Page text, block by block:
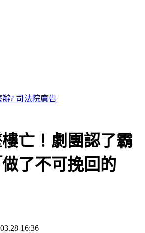
號塗漆 沈伯洋、蔣萬安簽名全不留
亡！劇團認了霸
了不可挽回的
16:36